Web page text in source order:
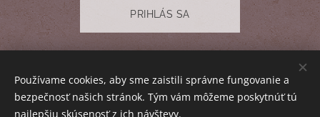
PRIHLÁS SA
© 2025 Barbora Gráčová. Všetky práva a obsah sú vyhradené I
Obchodné podmienky IOchrana osobných údajovIKontakt
Cookies
Používame cookies, aby sme zaistili správne fungovanie a
bezpečnosť našich stránok. Tým vám môžeme poskytnúť tú
najlepšiu skúsenosť z ich návštevy.